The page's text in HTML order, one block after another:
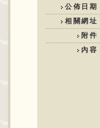
公佈日期
相關網址
附件
內容